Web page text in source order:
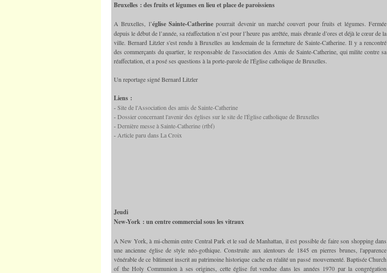
Bruxelles : des fruits et légumes en lieu et place de paroissiens
A Bruxelles, l’église Sainte-Catherinepourrait devenir un marché couvert pour fruits et légumes. Fermée
depuis le début de l’année, sa réaffectation n’est pour l’heure pas arrêtée, mais ébranle d’ores et déjà le cœur de la
ville. Bernard Litzler s'est rendu à Bruxelles au lendemain de la fermeture de Sainte-Catherine. Il y a rencontré
des commerçants du quartier, le responsable de l'association des Amis de Sainte-Catherine, qui milite contre sa
réaffectation, et a posé ses questions à la porte-parole de l'Église catholique de Bruxelles.
Un reportage signé Bernard Litzler
Liens :
-Site de l'Association des amis de Sainte-Catherine
-Dossier concernant l'avenir des églises sur le site de l'Église catholique de Bruxelles
-Dernière messe à Sainte-Catherine (rtbf)
- Article paru dans La Croix
Jeudi
New-York : un centre commercial sous les vitraux
A New York, à mi-chemin entre Central Park et le sud de Manhattan, il est possible de faire son shopping dans
une ancienne église de style néo-gothique. Construite aux alentours de 1845 en pierres brunes, l'apparence
vénérable de ce bâtiment inscrit au patrimoine historique cache en réalité un passé mouvementé. Baptisée Church
of the Holy Communion à ses origines, cette église fut vendue dans les années 1970 par la congrégation